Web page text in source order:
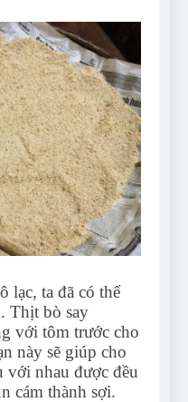
lạc, ta đã có thể
Thịt bò say
với tôm trước cho
này sẽ giúp cho
với nhau được đều
cám thành sợi.